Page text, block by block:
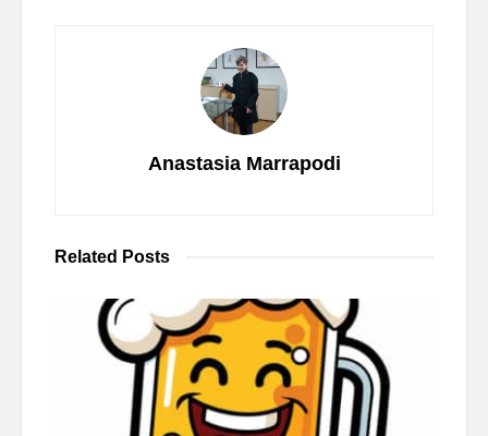
Anastasia Marrapodi
Related Posts